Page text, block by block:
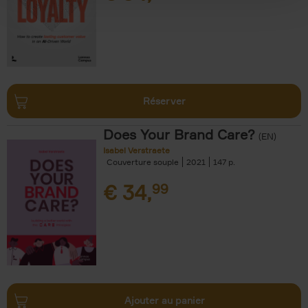
Réserver
Does Your Brand Care? (EN)
Isabel Verstraete
Couverture souple
2021 147
€ 34,99
Ajouter au panier